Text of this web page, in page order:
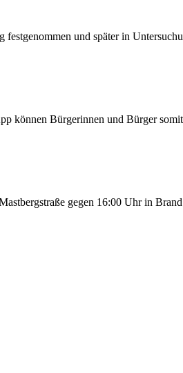
und später in
können Bürgerinnen und Bürger
gegen 16:00 Uhr in